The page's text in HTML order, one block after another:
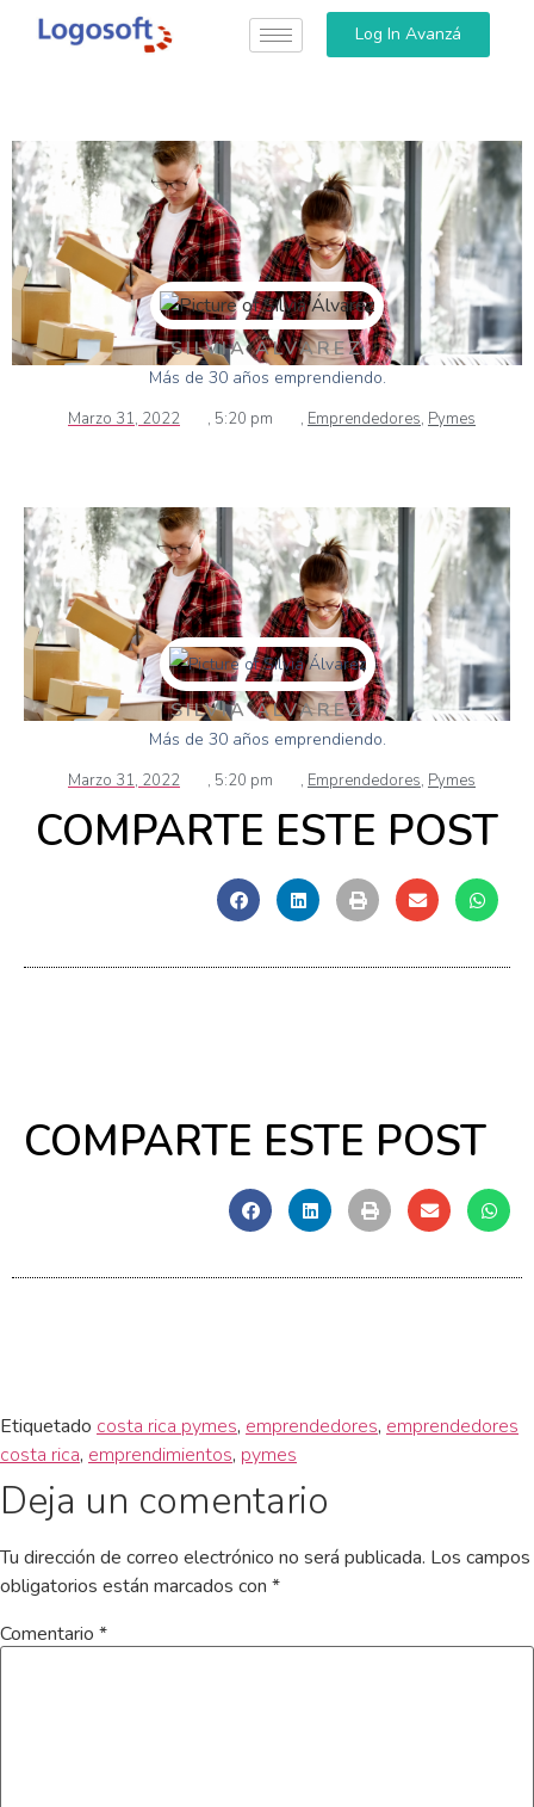
Log In Avanzá
SILVIA ÁLVAREZ
Más de 30 años emprendiendo.
Marzo 31, 2022 , 5:20 pm , Emprendedores, Pymes
SILVIA ÁLVAREZ
Más de 30 años emprendiendo.
Marzo 31, 2022 , 5:20 pm , Emprendedores, Pymes
COMPARTE ESTE POST
COMPARTE ESTE POST
Etiquetado costa rica pymes, emprendedores, emprendedores
costa rica, emprendimientos, pymes
Deja un comentario
Tu dirección de correo electrónico no será publicada. Los campos
obligatorios están marcados con *
Comentario *